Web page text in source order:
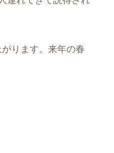
ります。来年の春